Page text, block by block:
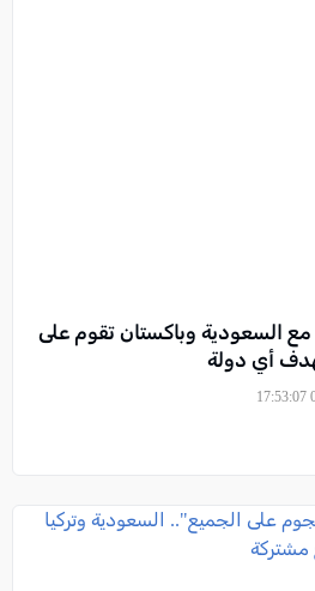
مع السعودية وباكستان تقوم على
أي دولة